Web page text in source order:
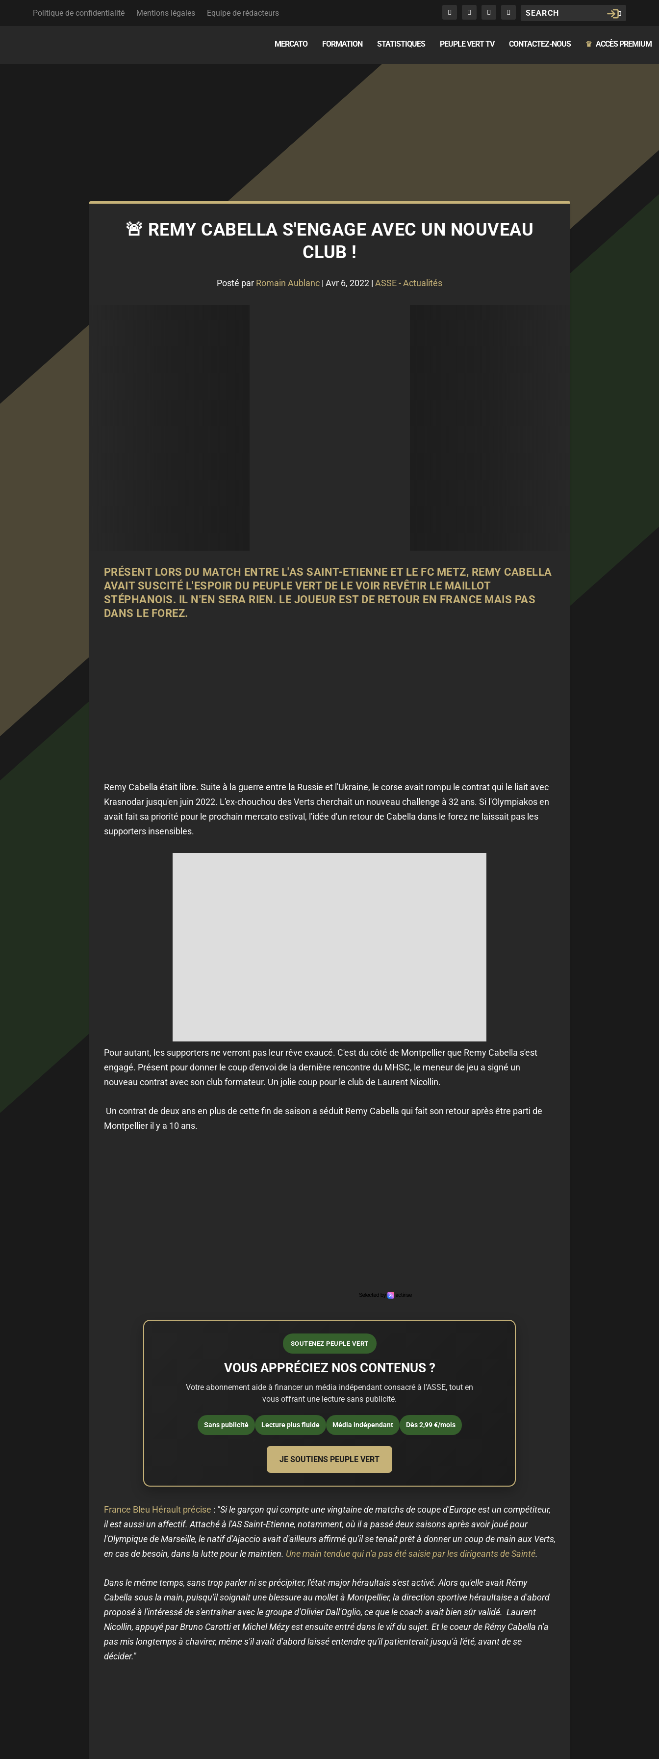
Politique de confidentialité Mentions légales Equipe de rédacteurs
MERCATO FORMATION STATISTIQUES PEUPLE VERT TV CONTACTEZ-NOUS ♛ ACCÈS PREMIUM
🚨 REMY CABELLA S'ENGAGE AVEC UN NOUVEAU
CLUB !
Posté par Romain Aublanc | Avr 6, 2022 | ASSE - Actualités
PRÉSENT LORS DU MATCH ENTRE L'AS SAINT-ETIENNE ET LE FC METZ, REMY CABELLA
AVAIT SUSCITÉ L'ESPOIR DU PEUPLE VERT DE LE VOIR REVÊTIR LE MAILLOT
STÉPHANOIS. IL N'EN SERA RIEN. LE JOUEUR EST DE RETOUR EN FRANCE MAIS PAS
DANS LE FOREZ.
Remy Cabella était libre. Suite à la guerre entre la Russie et l'Ukraine, le corse avait rompu le contrat qui le liait avec
Krasnodar jusqu'en juin 2022. L'ex-chouchou des Verts cherchait un nouveau challenge à 32 ans. Si l'Olympiakos en
avait fait sa priorité pour le prochain mercato estival, l'idée d'un retour de Cabella dans le forez ne laissait pas les
supporters insensibles.
Pour autant, les supporters ne verront pas leur rêve exaucé. C'est du côté de Montpellier que Remy Cabella s'est
engagé. Présent pour donner le coup d'envoi de la dernière rencontre du MHSC, le meneur de jeu a signé un
nouveau contrat avec son club formateur. Un jolie coup pour le club de Laurent Nicollin.
Un contrat de deux ans en plus de cette fin de saison a séduit Remy Cabella qui fait son retour après être parti de
Montpellier il y a 10 ans.
SOUTENEZ PEUPLE VERT
VOUS APPRÉCIEZ NOS CONTENUS ?
Votre abonnement aide à financer un média indépendant consacré à l'ASSE, tout en
vous offrant une lecture sans publicité.
Sans publicité Lecture plus fluide Média indépendant Dès 2,99 €/mois
JE SOUTIENS PEUPLE VERT
France Bleu Hérault précise : "Si le garçon qui compte une vingtaine de matchs de coupe d'Europe est un compétiteur,
il est aussi un affectif. Attaché à l'AS Saint-Etienne, notamment, où il a passé deux saisons après avoir joué pour
l'Olympique de Marseille, le natif d'Ajaccio avait d'ailleurs affirmé qu'il se tenait prêt à donner un coup de main aux Verts,
en cas de besoin, dans la lutte pour le maintien. Une main tendue qui n'a pas été saisie par les dirigeants de Sainté.
Dans le même temps, sans trop parler ni se précipiter, l'état-major héraultais s'est activé. Alors qu'elle avait Rémy
Cabella sous la main, puisqu'il soignait une blessure au mollet à Montpellier, la direction sportive héraultaise a d'abord
proposé à l'intéressé de s'entraîner avec le groupe d'Olivier Dall'Oglio, ce que le coach avait bien sûr validé. Laurent
Nicollin, appuyé par Bruno Carotti et Michel Mézy est ensuite entré dans le vif du sujet. Et le coeur de Rémy Cabella n'a
pas mis longtemps à chavirer, même s'il avait d'abord laissé entendre qu'il patienterait jusqu'à l'été, avant de se
décider."